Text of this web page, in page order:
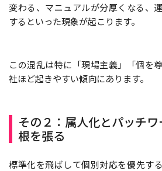
変わる、マニュアルが分厚くなる、
するといった現象が起こります。
この混乱は特に「現場主義」「個を
社ほど起きやすい傾向にあります。
その２：属人化とパッチ
根を張る
標準化を飛ばして個別対応を優先す